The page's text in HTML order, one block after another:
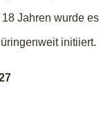
Jahren wurde es
initiiert.